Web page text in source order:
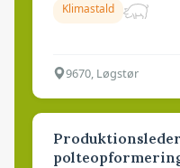
Klimastald
9670, Løgstør